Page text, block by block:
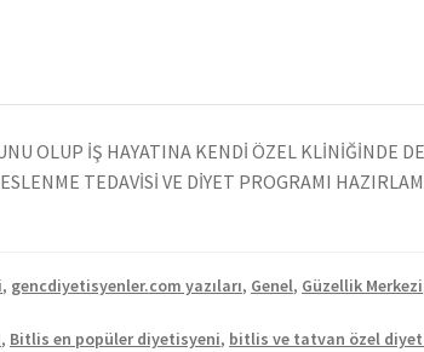
OLUP İŞ HAYATINA KENDİ ÖZEL KLİNİĞİNDE
TEDAVİSİ VE DİYET PROGRAMI
, gencdiyetisyenler.com yazıları, Genel, Güzellik Merkezi
, Bitlis en popüler diyetisyeni, bitlis ve tatvan özel diyet